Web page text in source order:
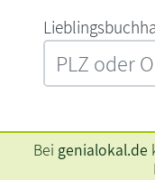
Bei genialokal.de